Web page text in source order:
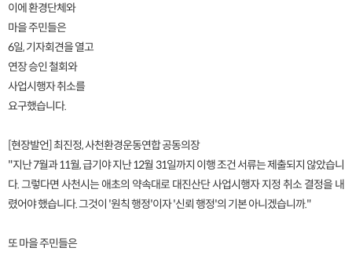
이에 환경단체와
마을 주민들은
6일, 기자회견을 열고
연장 승인 철회와
사업시행자 취소를
요구했습니다.
[현장발언] 최진정, 사천환경운동연합 공동의장
"지난 7월과 11월, 급기야 지난 12월 31일까지 이행 조건 서류는 제출되지 않았습니
다. 그렇다면 사천시는 애초의 약속대로 대진산단 사업시행자 지정 취소 결정을 내
렸어야 했습니다. 그것이 '원칙 행정'이자 '신뢰 행정'의 기본 아니겠습니까."
또 마을 주민들은